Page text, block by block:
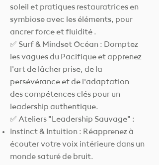
soleil et pratiques restauratrices en
symbiose avec les éléments, pour
ancrer force et fluidité .
✅ Surf & Mindset Océan : Domptez
les vagues du Pacifique et apprenez
l'art de lâcher prise, de la
persévérance et de l'adaptation –
des compétences clés pour un
leadership authentique.
✅ Ateliers "Leadership Sauvage" :
Instinct & Intuition : Réapprenez à
écouter votre voix intérieure dans un
monde saturé de bruit.